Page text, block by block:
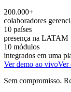
200.000+
colaboradores
10 países
presença na LATAM
10 módulos
integrados em uma
Ver demo ao vivoVer
Sem compromisso.